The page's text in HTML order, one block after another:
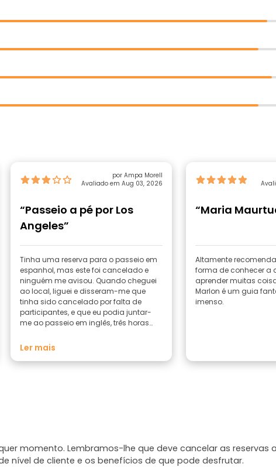
por Ampa Morell
Avaliado em Aug 03, 2026
“Passeio a pé por Los
Angeles”
Tinha uma reserva para o passeio em
espanhol, mas este foi cancelado e
ninguém me avisou. Quando cheguei
ao local, liguei e disseram-me que
tinha sido cancelado por falta de
participantes, e que eu podia juntar-
me ao passeio em inglês, três horas
passeio; é bom para ter uma ideia
Ler mais
“Maria
Altamente
forma de conhecer a
aprender muitas
Marlon é um guia
imenso.
momento. Lembramos-lhe que deve cancelar as
nível de cliente e os benefícios de que pode desfrutar.